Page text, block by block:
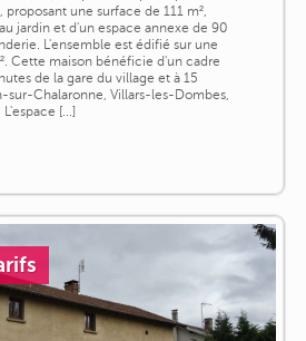
une surface de 111 m²,
jardin et d'un espace annexe de 90
L'ensemble est édifié sur une
Cette maison bénéficie d'un cadre
de la gare du village et à 15
sur-Chalaronne, Villars-les-Dombes,
[...]